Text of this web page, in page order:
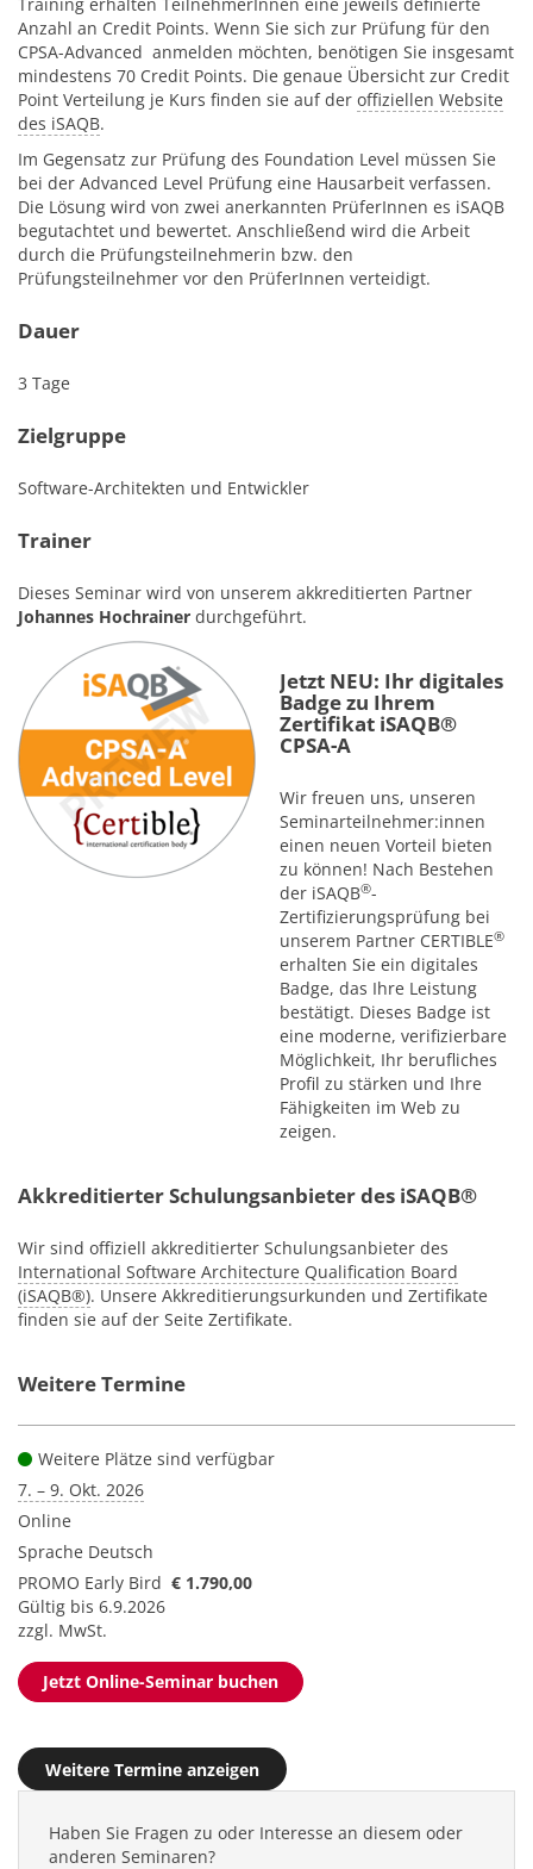
Anzahl an Credit Points. Wenn Sie sich zur Prüfung für den
CPSA-Advanced anmelden möchten, benötigen Sie insgesamt
mindestens 70 Credit Points. Die genaue Übersicht zur Credit
Point Verteilung je Kurs finden sie auf der offiziellen Website
des iSAQB.
Im Gegensatz zur Prüfung des Foundation Level müssen Sie
bei der Advanced Level Prüfung eine Hausarbeit verfassen.
Die Lösung wird von zwei anerkannten PrüferInnen es iSAQB
begutachtet und bewertet. Anschließend wird die Arbeit
durch die Prüfungsteilnehmerin bzw. den
Prüfungsteilnehmer vor den PrüferInnen verteidigt.
Dauer
3 Tage
Zielgruppe
Software-Architekten und Entwickler
Trainer
Dieses Seminar wird von unserem akkreditierten Partner
Johannes Hochrainer durchgeführt.
Jetzt NEU: Ihr digitales
Badge zu Ihrem
Zertifikat iSAQB®
CPSA-A
Wir freuen uns, unseren
Seminarteilnehmer:innen
einen neuen Vorteil bieten
zu können! Nach Bestehen
der iSAQB®-
Zertifizierungsprüfung bei
unserem Partner CERTIBLE®
erhalten Sie ein digitales
Badge, das Ihre Leistung
bestätigt. Dieses Badge ist
eine moderne, verifizierbare
Möglichkeit, Ihr berufliches
Profil zu stärken und Ihre
Fähigkeiten im Web zu
zeigen.
Akkreditierter Schulungsanbieter des iSAQB®
Wir sind offiziell akkreditierter Schulungsanbieter des
International Software Architecture Qualification Board
(iSAQB®). Unsere Akkreditierungsurkunden und Zertifikate
finden sie auf der Seite Zertifikate.
Weitere Termine
Weitere Plätze sind verfügbar
7. – 9. Okt. 2026
Online
Sprache Deutsch
PROMO Early Bird € 1.790,00
Gültig bis 6.9.2026
zzgl. MwSt.
Jetzt Online-Seminar buchen
Weitere Termine anzeigen
Haben Sie Fragen zu oder Interesse an diesem oder
anderen Seminaren?